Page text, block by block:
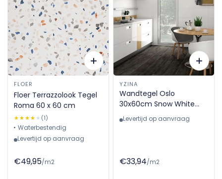
FLOER
Floer Terrazzolook Tegel
Roma 60 x 60 cm
★★★★★
★★★★★ (1)
Waterbestendig
Levertijd op aanvraag
€49,95/m2
YZINA
Wandtegel Oslo
30x60cm Snow White
Mat
Levertijd op aanvraag
€33,94/m2